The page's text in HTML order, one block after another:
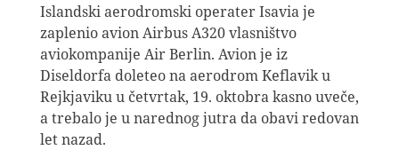
Islandski aerodromski operater Isavia je
zaplenio avion Airbus A320 vlasništvo
aviokompanije Air Berlin. Avion je iz
Diseldorfa doleteo na aerodrom Keflavik u
Rejkjaviku u četvrtak, 19. oktobra kasno uveče,
a trebalo je u narednog jutra da obavi redovan
let nazad.